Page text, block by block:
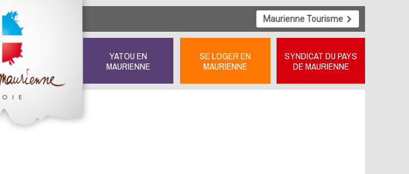
Maurienne Tourisme
YATOU EN
MAURIENNE
SE LOGER EN
MAURIENNE
SYNDICAT DU PAYS
DE MAURIENNE